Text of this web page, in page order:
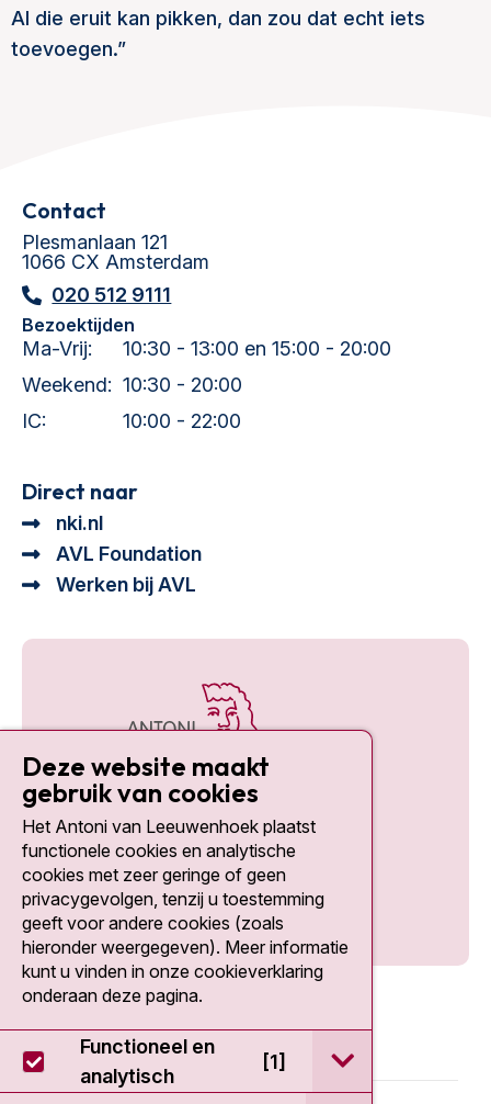
AI die eruit kan pikken, dan zou dat echt iets
toevoegen.”
Contact
Plesmanlaan 121
1066 CX Amsterdam
020 512 9111
Bezoektijden
Ma-Vrij:
10:30 - 13:00 en 15:00 - 20:00
Weekend: 10:30 - 20:00
IC:
10:00 - 22:00
Direct naar
nki.nl
AVL Foundation
Werken bij AVL
Social media
Deze website maakt
gebruik van cookies
Het Antoni van Leeuwenhoek plaatst
functionele cookies en analytische
cookies met zeer geringe of geen
privacygevolgen, tenzij u toestemming
geeft voor andere cookies (zoals
hieronder weergegeven). Meer informatie
kunt u vinden in onze cookieverklaring
onderaan deze pagina.
Functioneel en
analytisch
[1] open / sluit